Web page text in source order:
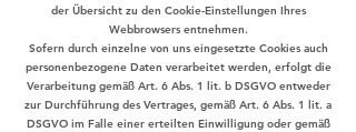
der Übersicht zu den Cookie-Einstellungen Ihres
Webbrowsers entnehmen.
Sofern durch einzelne von uns eingesetzte Cookies auch
personenbezogene Daten verarbeitet werden, erfolgt die
Verarbeitung gemäß Art. 6 Abs. 1 lit. b DSGVO entweder
zur Durchführung des Vertrages, gemäß Art. 6 Abs. 1 lit. a
DSGVO im Falle einer erteilten Einwilligung oder gemäß